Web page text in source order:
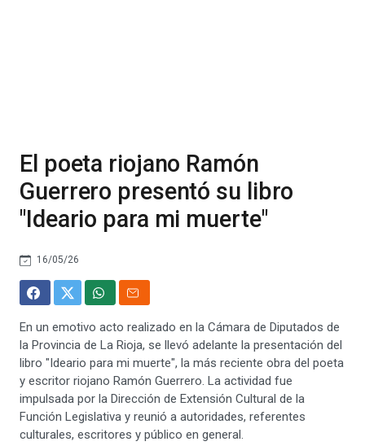
El poeta riojano Ramón
Guerrero presentó su libro
"Ideario para mi muerte"
16/05/26
En un emotivo acto realizado en la Cámara de Diputados de
la Provincia de La Rioja, se llevó adelante la presentación del
libro "Ideario para mi muerte", la más reciente obra del poeta
y escritor riojano Ramón Guerrero. La actividad fue
impulsada por la Dirección de Extensión Cultural de la
Función Legislativa y reunió a autoridades, referentes
culturales, escritores y público en general.